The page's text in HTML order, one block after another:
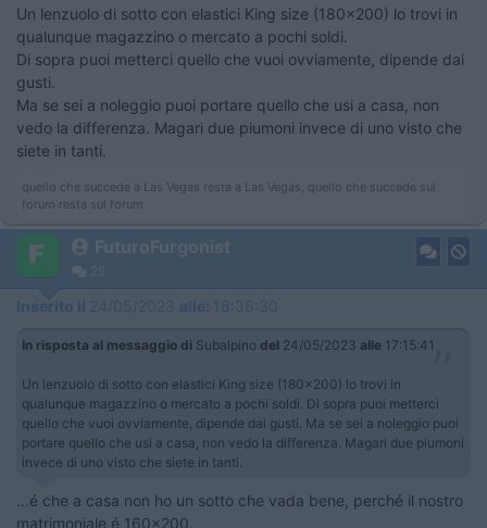
Un lenzuolo di sotto con elastici King size (180x200) lo trovi in
qualunque magazzino o mercato a pochi soldi.
Di sopra puoi metterci quello che vuoi ovviamente, dipende dai
gusti.
Ma se sei a noleggio puoi portare quello che usi a casa, non
vedo la differenza. Magari due piumoni invece di uno visto che
siete in tanti.
quello che succede a Las Vegas resta a Las Vegas, quello che succede sul
forum resta sul forum
FuturoFurgonist
25
Inserito il 24/05/2023 alle: 18:36:30
In risposta al messaggio di Subalpino del 24/05/2023 alle 17:15:41
Un lenzuolo di sotto con elastici King size (180x200) lo trovi in
qualunque magazzino o mercato a pochi soldi. Di sopra puoi metterci
quello che vuoi ovviamente, dipende dai gusti. Ma se sei a noleggio puoi
portare quello che usi a casa, non vedo la differenza. Magari due piumoni
invece di uno visto che siete in tanti.
...é che a casa non ho un sotto che vada bene, perché il nostro
matrimoniale é 160x200.